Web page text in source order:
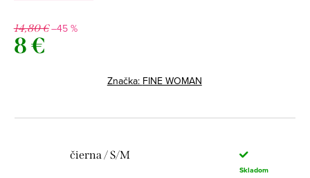
14,80 €–45 %
8 €
Značka: FINE WOMAN
čierna / S/M
Skladom